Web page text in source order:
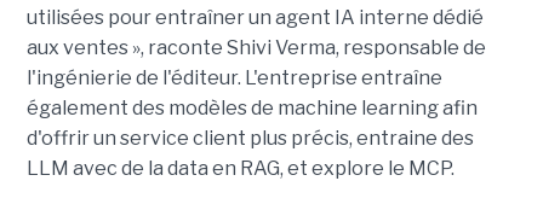
utilisées pour entraîner un agent IA interne dédié
aux ventes », raconte Shivi Verma, responsable de
l'ingénierie de l'éditeur. L'entreprise entraîne
également des modèles de machine learning afin
d'offrir un service client plus précis, entraine des
LLM avec de la data en RAG, et explore le MCP.